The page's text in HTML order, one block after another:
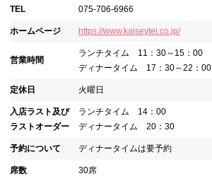
TEL 075-706-6966
ホームページ https://www.kaiseytei.co.jp/
営業時間
ランチタイム 11：30～15：00
ディナータイム 17：30～22：00
定休日 火曜日
入店ラスト及び
ラストオーダー
ランチタイム 14：00
ディナータイム 20：30
予約について ディナータイムは要予約
席数 30席